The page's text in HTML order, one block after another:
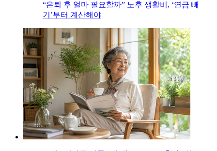
“은퇴 후 얼마 필요할까” 노후 생활비, ‘연금 빼
기’부터 계산해야